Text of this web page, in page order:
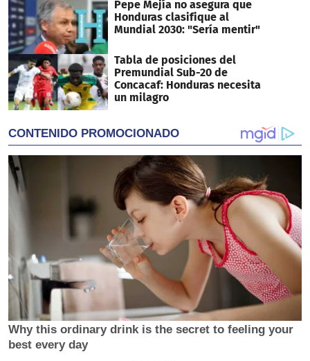
Pepe Mejía no asegura que
Honduras clasifique al
Mundial 2030: "Sería mentir"
Tabla de posiciones del
Premundial Sub-20 de
Concacaf: Honduras necesita
un milagro